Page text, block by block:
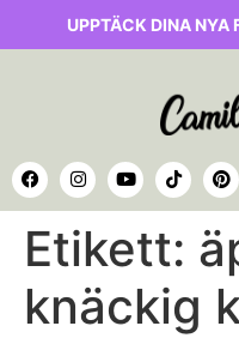
UPPTÄCK DINA NYA
Etikett:
knäckig